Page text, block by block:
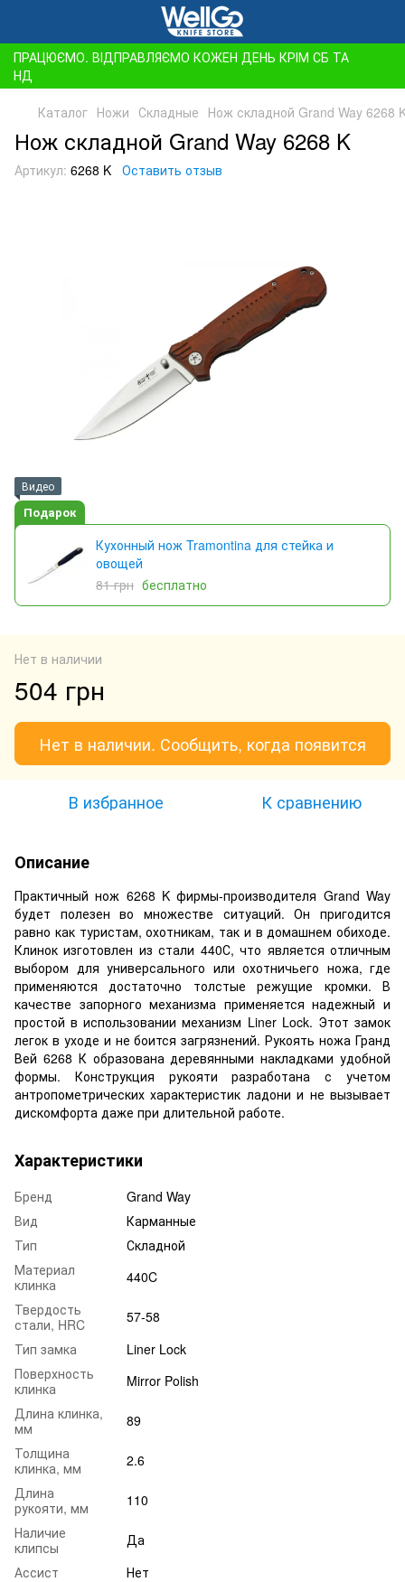
ПРАЦЮЄМО. ВІДПРАВЛЯЄМО КОЖЕН ДЕНЬ КРІМ СБ ТА
НД
Каталог Ножи Складные Нож складной Grand Way 6268
Нож складной Grand Way 6268 K
Артикул: 6268 K Оставить отзыв
Видео
Подарок
Кухонный нож Tramontina для стейка и
овощей
81 грн бесплатно
Нет в наличии
504 грн
Нет в наличии. Сообщить, когда появится
В избранное К сравнению
Описание
Практичный нож 6268 K фирмы-производителя Grand Way
будет полезен во множестве ситуаций. Он пригодится
равно как туристам, охотникам, так и в домашнем обиходе.
Клинок изготовлен из стали 440С, что является отличным
выбором для универсального или охотничьего ножа, где
применяются достаточно толстые режущие кромки. В
качестве запорного механизма применяется надежный и
простой в использовании механизм Liner Lock. Этот замок
легок в уходе и не боится загрязнений. Рукоять ножа Гранд
Вей 6268 К образована деревянными накладками удобной
формы. Конструкция рукояти разработана с учетом
антропометрических характеристик ладони и не вызывает
дискомфорта даже при длительной работе.
Характеристики
Бренд
Grand Way
Вид
Карманные
Тип
Складной
Материал
клинка
440C
Твердость
стали, HRC
57-58
Тип замка
Liner Lock
Поверхность
клинка
Mirror Polish
Длина клинка,
мм
89
Толщина
клинка, мм
2.6
Длина
рукояти, мм
110
Наличие
клипсы
Да
Ассист
Нет